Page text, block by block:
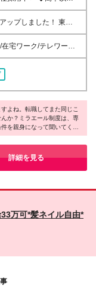
オシャレが好きな方大
ない方大歓迎 ◆初め
ってみたい」を大切
ップしました！ 東
円～ 大阪/埼玉 19
愛知 19万2000円～
馬 18万1500円～ 三
5000円～ 北海道 17万
福島 16万9500円～ 山
万5500円～ 長崎 16万
・千葉・埼玉・名古
仙台・静岡・福岡 試
宅ワーク/テレワー
本木、丸の内、新宿、
ど）、神奈川、千葉、
潟、栃木、群馬、つく
、金沢、岐阜、三重、
、広島、岡山、香川、
、鹿児島の当社取引先
考慮して決定 ◆キレ
チカで通勤に便利な
【勤務地エリ
イン 神奈川県……横
兵庫県……神戸市メ
博多・天神 など
よね。転職してまた同じこ
か？ミラエール制度は、専
を親身になって聞いてくれ
からないことに悩まされる
く働くために必要な要素が
詳細を見る
万可*髪ネイル自由*